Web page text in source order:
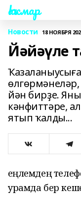
Һаҡмар
Новости 18 НОЯБРЯ
Йәйәүле
йән бирҙе.
кәнфиттәре,
ятып ҡалды...
Һеңлемдең
урамда бер